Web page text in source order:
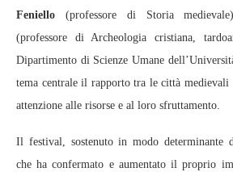
Feniello (professore di Storia
(professore di Archeologia cristiana,
Dipartimento di Scienze Umane
tema centrale il rapporto tra le città
attenzione alle risorse e al loro sfruttamento.
Il festival, sostenuto in modo determinante
che ha confermato e aumentato il proprio